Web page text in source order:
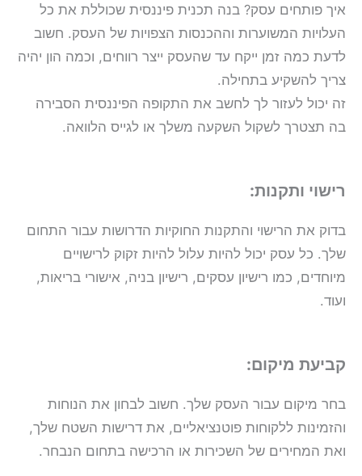
איך פותחים עסק? בנה תכנית פיננסית שכוללת את כל
העלויות המשוערות וההכנסות הצפויות של העסק. חשוב
לדעת כמה זמן ייקח עד שהעסק ייצר רווחים, וכמה הון יהיה
צריך להשקיע בתחילה.
זה יכול לעזור לך לחשב את התקופה הפיננסית הסבירה
בה תצטרך לשקול השקעה משלך או לגייס הלוואה.
רישוי ותקנות:
בדוק את הרישוי והתקנות החוקיות הדרושות עבור התחום
שלך. כל עסק יכול להיות עלול להיות זקוק לרישויים
מיוחדים, כמו רישיון עסקים, רישיון בניה, אישורי בריאות,
ועוד.
קביעת מיקום:
בחר מיקום עבור העסק שלך. חשוב לבחון את הנוחות
והזמינות ללקוחות פוטנציאליים, את דרישות השטח שלך,
ואת המחירים של השכירות או הרכישה בתחום הנבחר.